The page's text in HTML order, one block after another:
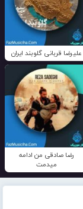
علیرضا قربانی گلوبند ایران
رضا صادقی من ادامه
میدمت